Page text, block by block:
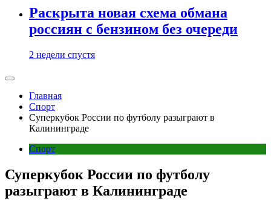
Раскрыта новая схема обмана
россиян с бензином без очереди
2 недели спустя
Главная
Спорт
Суперкубок России по футболу разыграют в
Калининграде
Спорт
Суперкубок России по футболу
разыграют в Калининграде